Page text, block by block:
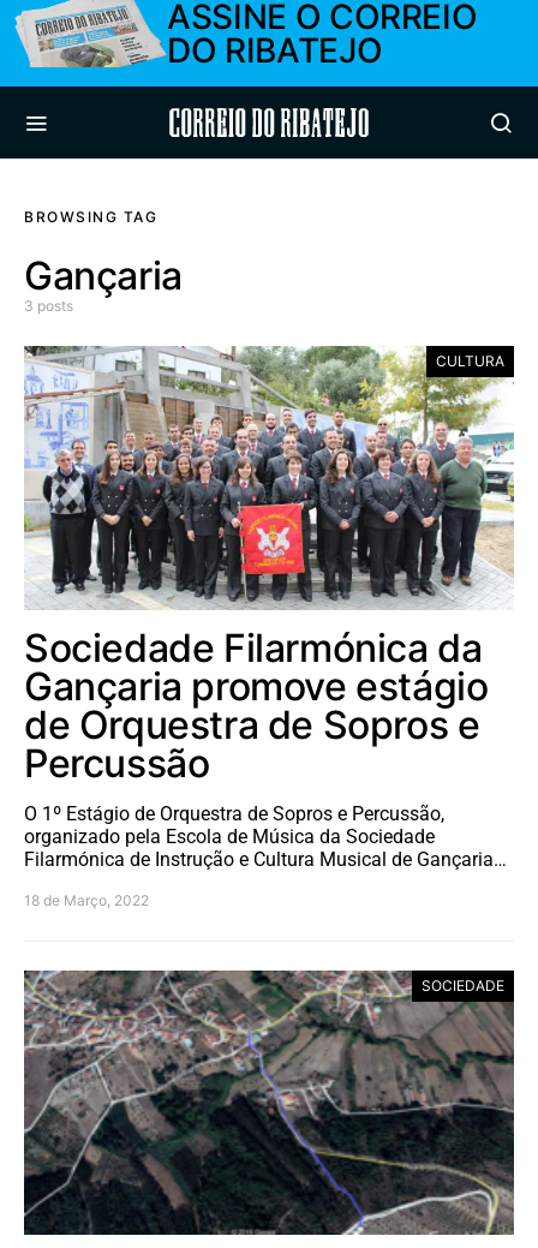
ASSINE O CORREIO
DO RIBATEJO
Correio do Ribatejo
BROWSING TAG
Gançaria
3 posts
CULTURA
Sociedade Filarmónica da
Gançaria promove estágio
de Orquestra de Sopros e
Percussão
O 1º Estágio de Orquestra de Sopros e Percussão,
organizado pela Escola de Música da Sociedade
Filarmónica de Instrução e Cultura Musical de Gançaria…
18 de Março, 2022
SOCIEDADE